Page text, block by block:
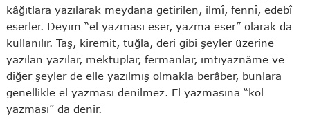
kâğıtlara yazılarak meydana getirilen, ilmî, fennî, edebî
eserler. Deyim “el yazması eser, yazma eser” olarak da
kullanılır. Taş, kiremit, tuğla, deri gibi şeyler üzerine
yazılan yazılar, mektuplar, fermanlar, imtiyaznâme ve
diğer şeyler de elle yazılmış olmakla berâber, bunlara
genellikle el yazması denilmez. El yazmasına “kol
yazması” da denir.